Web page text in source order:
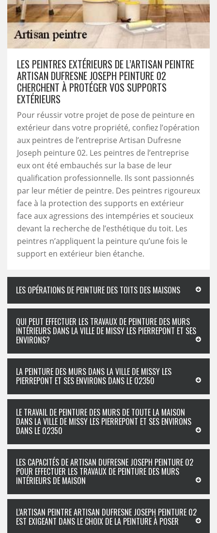
LES PEINTRES EXTÉRIEURS DE L’ARTISAN PEINTRE
ARTISAN DUFRESNE JOSEPH PEINTURE 02
CHERCHENT À PROTÉGER VOS SUPPORTS
EXTÉRIEURS
Pour réussir votre projet de pose de peinture en
extérieur dans votre propriété, confiez l’opération
aux peintres de l’entreprise Artisan Dufresne
Joseph peinture 02. Les peintres de l’entreprise
eux ont été embauchés sur la base de leur
qualification professionnelle. Ils sont passionnés
par leur métier de peintre. Des peintres rigoureux
face à la protection des supports en extérieur
face aux agressions des intempéries et soucieux
devant la recherche de l’esthétique du toit. Les
peintres n’appliquent la peinture qu’une fois le
support en extérieur bien étanche.
LES OPÉRATIONS DE PEINTURE DES TOITS DES MAISONS
QUI PEUT EFFECTUER LES TRAVAUX DE PEINTURE DES MURS
INTÉRIEURS DANS LA VILLE DE MISSY LES PIERREPONT ET SES
ENVIRONS?
LA PEINTURE DES MURS DANS LA VILLE DE MISSY LES
PIERREPONT ET SES ENVIRONS DANS LE 02350
LE TRAVAIL DE PEINTURE DES MURS DE TOUTE LA MAISON
DANS LA VILLE DE MISSY LES PIERREPONT ET SES ENVIRONS
DANS LE 02350
LES CAPACITÉS DE ARTISAN DUFRESNE JOSEPH PEINTURE 02
POUR EFFECTUER LES TRAVAUX DE PEINTURE DES MURS
INTÉRIEURS DE MAISON
L’ARTISAN PEINTRE ARTISAN DUFRESNE JOSEPH PEINTURE 02
EST EXIGEANT DANS LE CHOIX DE LA PEINTURE À POSER